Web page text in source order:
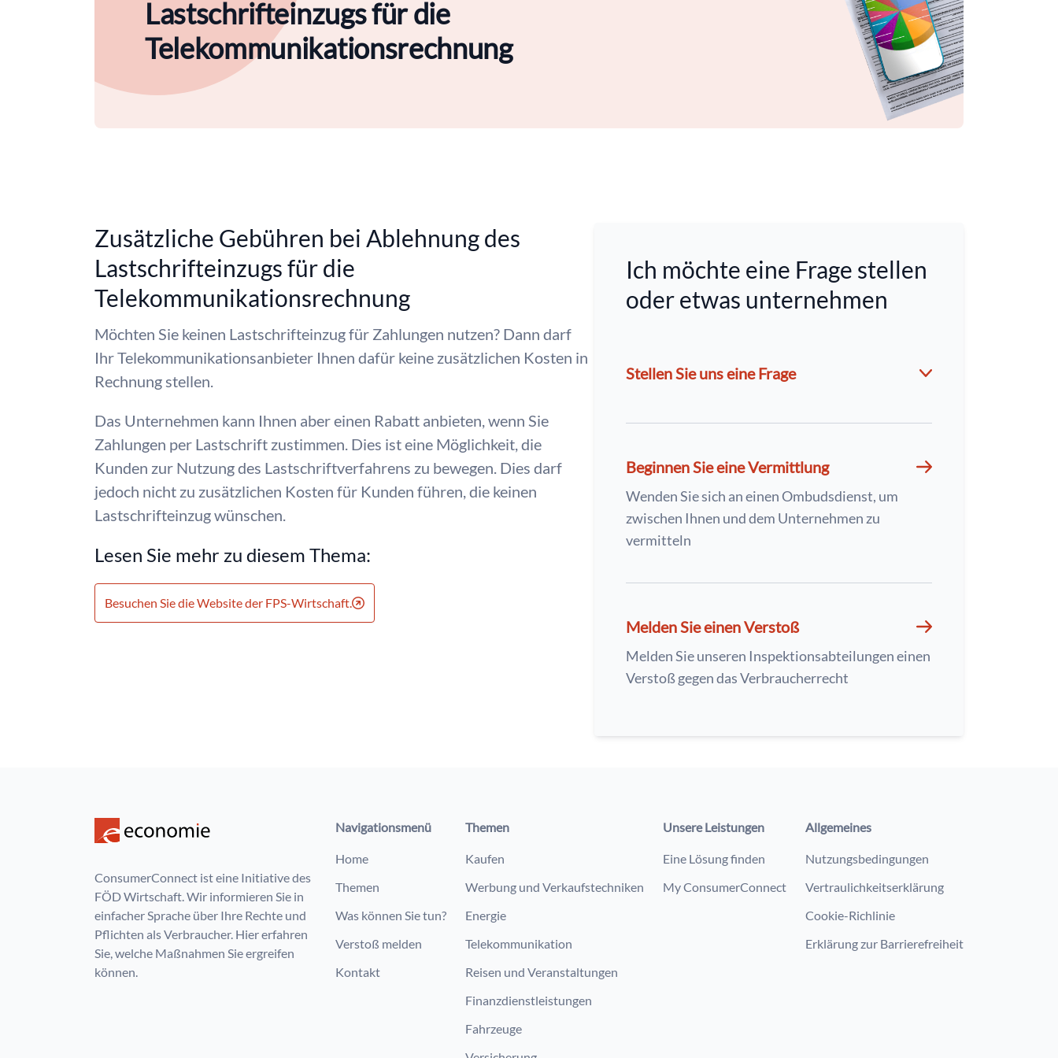
Lastschrifteinzugs für die
Telekommunikationsrechnung
Zusätzliche Gebühren bei Ablehnung des
Lastschrifteinzugs für die
Telekommunikationsrechnung
Möchten Sie keinen Lastschrifteinzug für Zahlungen nutzen? Dann darf
Ihr Telekommunikationsanbieter Ihnen dafür keine zusätzlichen Kosten in
Rechnung stellen.
Das Unternehmen kann Ihnen aber einen Rabatt anbieten, wenn Sie
Zahlungen per Lastschrift zustimmen. Dies ist eine Möglichkeit, die
Kunden zur Nutzung des Lastschriftverfahrens zu bewegen. Dies darf
jedoch nicht zu zusätzlichen Kosten für Kunden führen, die keinen
Lastschrifteinzug wünschen.
Lesen Sie mehr zu diesem Thema:
Besuchen Sie die Website der FPS-Wirtschaft.
Ich möchte eine Frage stellen
oder etwas unternehmen
Stellen Sie uns eine Frage
Beginnen Sie eine Vermittlung
Wenden Sie sich an einen Ombudsdienst, um
zwischen Ihnen und dem Unternehmen zu
vermitteln
Melden Sie einen Verstoß
Melden Sie unseren Inspektionsabteilungen einen
Verstoß gegen das Verbraucherrecht
ConsumerConnect ist eine Initiative des
FÖD Wirtschaft. Wir informieren Sie in
einfacher Sprache über Ihre Rechte und
Pflichten als Verbraucher. Hier erfahren
Sie, welche Maßnahmen Sie ergreifen
können.
Navigationsmenü
Home
Themen
Was können Sie tun?
Verstoß melden
Kontakt
Themen
Kaufen
Werbung und Verkaufstechniken
Energie
Telekommunikation
Reisen und Veranstaltungen
Finanzdienstleistungen
Fahrzeuge
Unsere Leistungen
Eine Lösung finden
My ConsumerConnect
Allgemeines
Nutzungsbedingungen
Vertraulichkeitserklärung
Cookie-Richlinie
Erklärung zur Barrierefreiheit